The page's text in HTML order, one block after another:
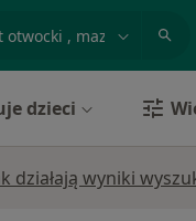
dzieci
działają wyniki